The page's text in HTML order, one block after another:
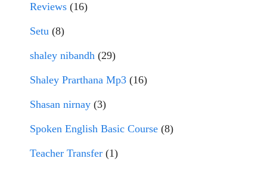
Reviews (16)
Setu (8)
shaley nibandh (29)
Shaley Prarthana Mp3 (16)
Shasan nirnay (3)
Spoken English Basic Course (8)
Teacher Transfer (1)